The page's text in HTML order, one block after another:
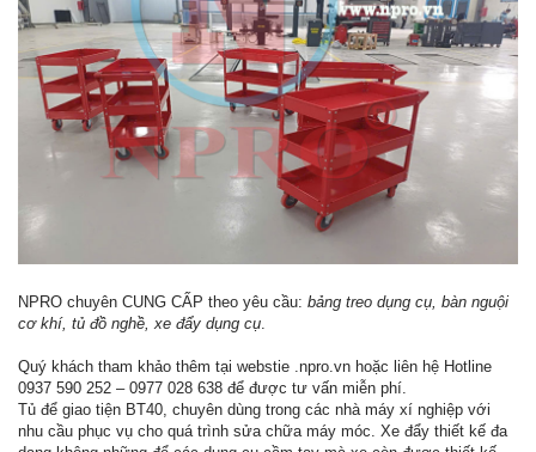
NPRO chuyên CUNG CẤP theo yêu cầu: bảng treo dụng cụ, bàn nguội
cơ khí, tủ đồ nghề, xe đẩy dụng cụ.
Quý khách tham khảo thêm tại webstie .npro.vn hoặc liên hệ Hotline
0937 590 252 – 0977 028 638 để được tư vấn miễn phí.
Tủ để giao tiện BT40, chuyên dùng trong các nhà máy xí nghiệp với
nhu cầu phục vụ cho quá trình sửa chữa máy móc. Xe đẩy thiết kế đa